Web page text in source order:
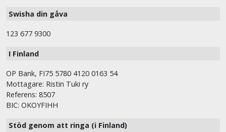
Swisha din gåva
123 677 9300
I Finland
OP Bank, FI75 5780 4120 0163 54
Mottagare: Ristin Tuki ry
Referens: 8507
BIC: OKOYFIHH
Stöd genom att ringa (i Finland)